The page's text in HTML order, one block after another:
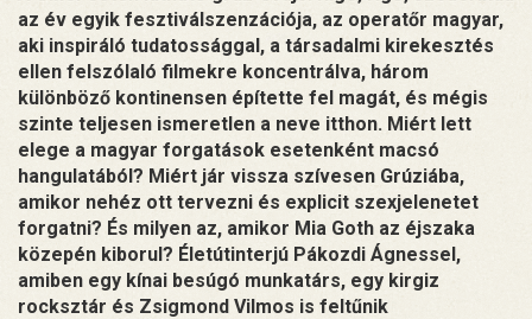
az év egyik fesztiválszenzációja, az operatőr magyar,
aki inspiráló tudatossággal, a társadalmi kirekesztés
ellen felszólaló filmekre koncentrálva, három
különböző kontinensen építette fel magát, és mégis
szinte teljesen ismeretlen a neve itthon. Miért lett
elege a magyar forgatások esetenként macsó
hangulatából? Miért jár vissza szívesen Grúziába,
amikor nehéz ott tervezni és explicit szexjelenetet
forgatni? És milyen az, amikor Mia Goth az éjszaka
közepén kiborul? Életútinterjú Pákozdi Ágnessel,
amiben egy kínai besúgó munkatárs, egy kirgiz
rocksztár és Zsigmond Vilmos is feltűnik